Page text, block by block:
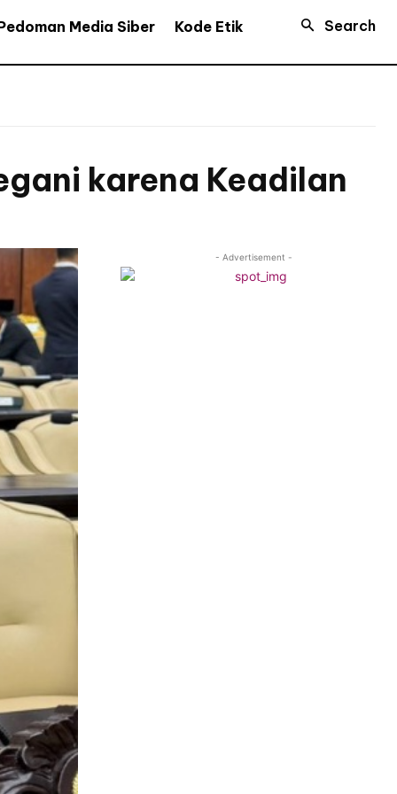
Media Siber Kode Etik Search
karena Keadilan
- Advertisement -